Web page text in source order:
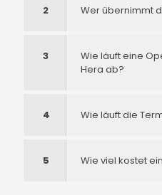
2 Wer übernimmt
3
Wie läuft eine
Hera ab?
4 Wie läuft die
5 Wie viel kostet